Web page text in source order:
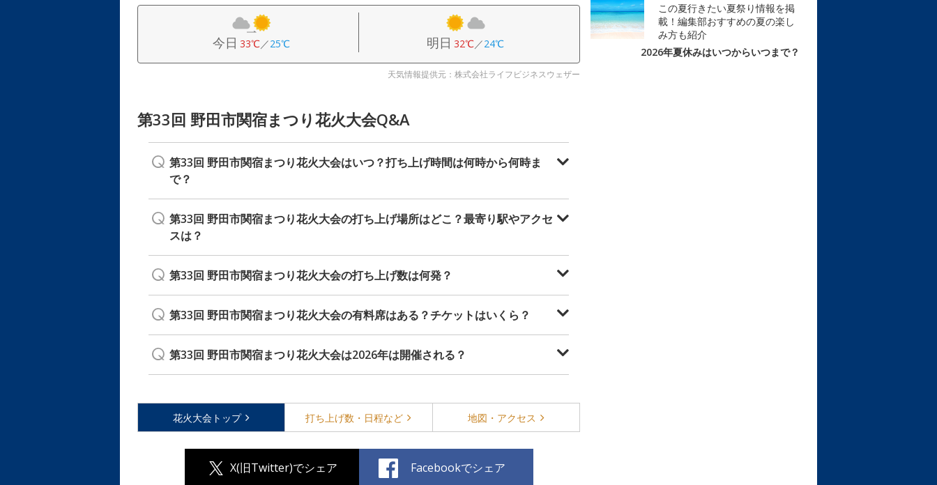
今日 33℃／25℃ 明日 32℃／24℃
天気情報提供元：株式会社ライフビジネスウェザー
第33回 野田市関宿まつり花火大会Q&A
第33回 野田市関宿まつり花火大会はいつ？打ち上げ時間は何時から何時ま
で？
第33回 野田市関宿まつり花火大会の打ち上げ場所はどこ？最寄り駅やアクセ
スは？
第33回 野田市関宿まつり花火大会の打ち上げ数は何発？
第33回 野田市関宿まつり花火大会の有料席はある？チケットはいくら？
第33回 野田市関宿まつり花火大会は2026年は開催される？
花火大会 トップ 打ち上げ数・ 日程など 地図・ アクセス
X(旧Twitter)でシェア Facebookでシェア
この夏行きたい夏祭り情報を掲
載！編集部おすすめの夏の楽し
み方も紹介
2026年夏休みはいつからいつまで？